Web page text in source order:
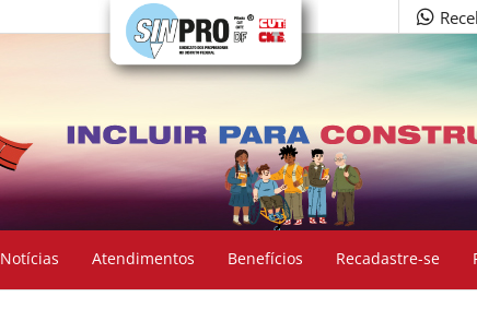
Notícias Atendimentos Benefícios Recadastre-se